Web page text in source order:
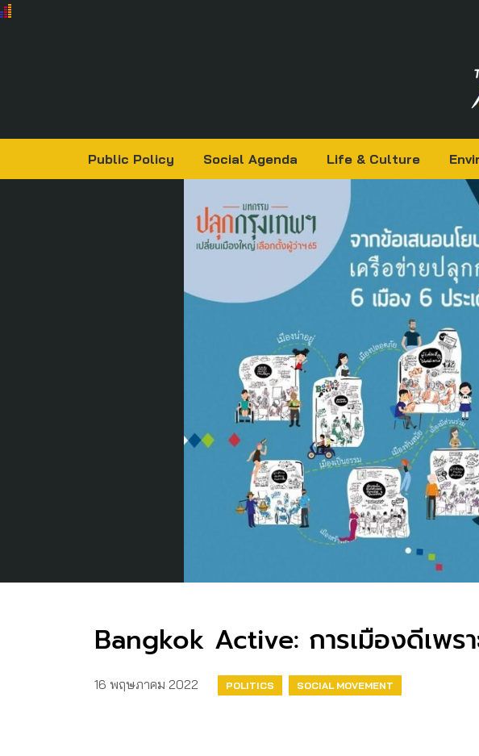
Public Policy Social Agenda Life & Culture
Bangkok Active: การเมืองดีเพร
16 พฤษภาคม 2022 POLITICS SOCIAL MOVEMENT